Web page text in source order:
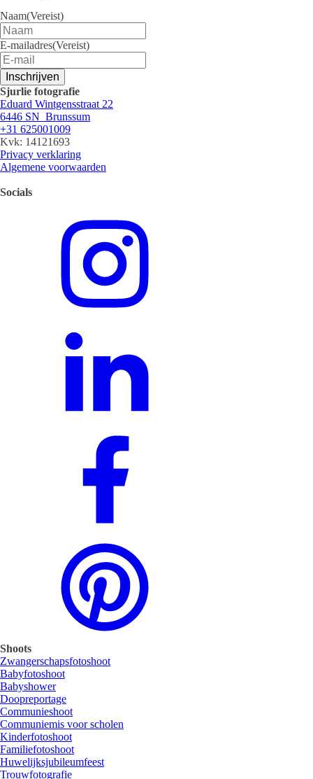
Naam(Vereist)
E-mailadres(Vereist)
Inschrijven
Sjurlie fotografie
Eduard Wintgensstraat 22
6446 SN Brunssum
+31 625001009
Kvk: 14121693
Privacy verklaring
Algemene voorwaarden
Socials
Shoots
Zwangerschapsfotoshoot
Babyfotoshoot
Babyshower
Doopreportage
Communieshoot
Communiemis voor scholen
Kinderfotoshoot
Familiefotoshoot
Huwelijksjubileumfeest
Trouwfotografie